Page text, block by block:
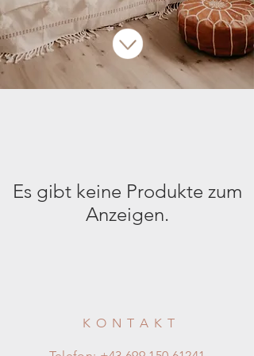
Es gibt keine Produkte zum
Anzeigen.
KONTAKT